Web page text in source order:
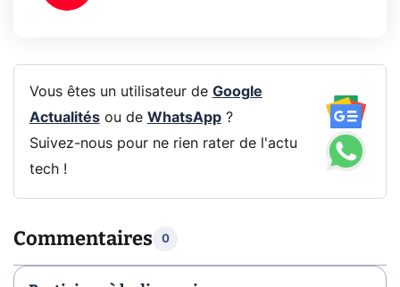
Vous êtes un utilisateur de Google
Actualitésou de WhatsApp?
Suivez-nous pour ne rien rater de l'actu
tech !
Commentaires 0